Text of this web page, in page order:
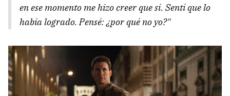
en ese momento me hizo creer que sí. Sentí que lo
había logrado. Pensé: ¿por qué no yo?"